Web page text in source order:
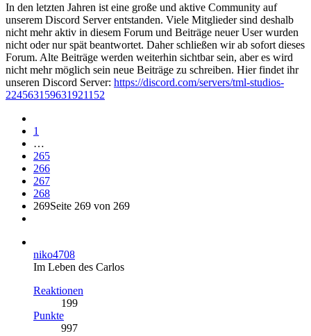
In den letzten Jahren ist eine große und aktive Community auf
unserem Discord Server entstanden. Viele Mitglieder sind deshalb
nicht mehr aktiv in diesem Forum und Beiträge neuer User wurden
nicht oder nur spät beantwortet. Daher schließen wir ab sofort dieses
Forum. Alte Beiträge werden weiterhin sichtbar sein, aber es wird
nicht mehr möglich sein neue Beiträge zu schreiben. Hier findet ihr
unseren Discord Server: https://discord.com/servers/tml-studios-
224563159631921152
1
…
265
266
267
268
269Seite 269 von 269
niko4708
Im Leben des Carlos
Reaktionen
199
Punkte
997